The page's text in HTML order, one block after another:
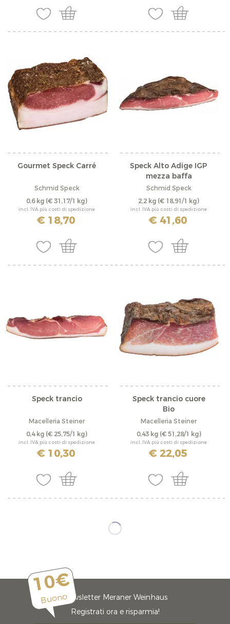
Gourmet Speck Carré
Schmid Speck
0,6 kg (€ 31,17/1 kg)
incl. IVA più costi di spedizione
€ 18,70
Speck Alto Adige IGP
mezza baffa
Schmid Speck
2,2 kg (€ 18,91/1 kg)
incl. IVA più costi di spedizione
€ 41,60
Speck trancio
Macelleria Steiner
0,4 kg (€ 25,75/1 kg)
incl. IVA più costi di spedizione
€ 10,30
Speck trancio cuore
Bio
Macelleria Steiner
0,43 kg (€ 51,28/1 kg)
incl. IVA più costi di spedizione
€ 22,05
10€
BuonoNewsletter Meraner Weinhaus
Registrati ora e risparmia!